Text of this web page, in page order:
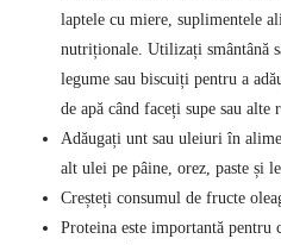
laptele cu miere, suplimentele
nutriționale. Utilizați smântână
legume sau biscuiți pentru a
de apă când faceți supe sau alte
Adăugați unt sau uleiuri în
alt ulei pe pâine, orez, paste și
Creșteți consumul de fructe
Proteina este importantă pentru